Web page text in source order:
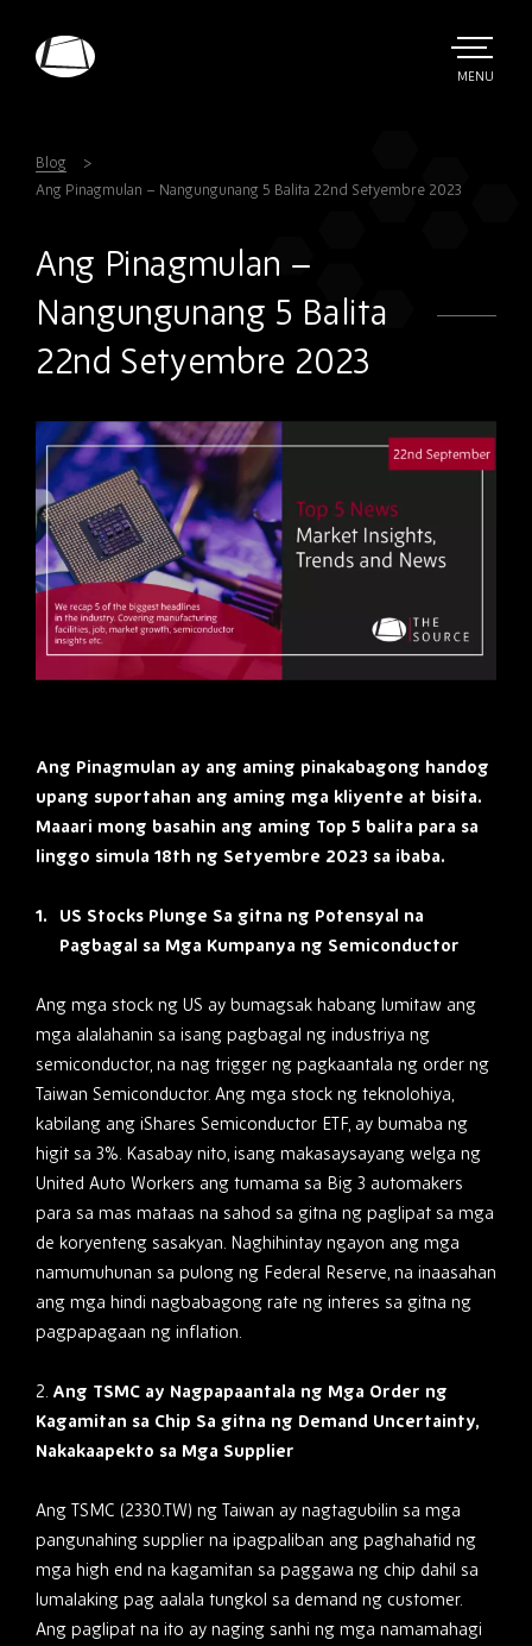
TOGGLE
MENU
Blog
Ang Pinagmulan – Nangungunang 5 Balita 22nd Setyembre 2023
Ang Pinagmulan –
Nangungunang 5 Balita
22nd Setyembre 2023
Ang Pinagmulan ay ang aming pinakabagong handog
upang suportahan ang aming mga kliyente at bisita.
Maaari mong basahin ang aming Top 5 balita para sa
linggo simula 18th ng Setyembre 2023 sa ibaba.
US Stocks Plunge Sa gitna ng Potensyal na
Pagbagal sa Mga Kumpanya ng Semiconductor
Ang mga stock ng US ay bumagsak habang lumitaw ang
mga alalahanin sa isang pagbagal ng industriya ng
semiconductor, na nag trigger ng pagkaantala ng order ng
Taiwan Semiconductor. Ang mga stock ng teknolohiya,
kabilang ang iShares Semiconductor ETF, ay bumaba ng
higit sa 3%. Kasabay nito, isang makasaysayang welga ng
United Auto Workers ang tumama sa Big 3 automakers
para sa mas mataas na sahod sa gitna ng paglipat sa mga
de koryenteng sasakyan. Naghihintay ngayon ang mga
namumuhunan sa pulong ng Federal Reserve, na inaasahan
ang mga hindi nagbabagong rate ng interes sa gitna ng
pagpapagaan ng inflation.
2. Ang TSMC ay Nagpapaantala ng Mga Order ng
Kagamitan sa Chip Sa gitna ng Demand Uncertainty,
Nakakaapekto sa Mga Supplier
Ang TSMC (2330.TW) ng Taiwan ay nagtagubilin sa mga
pangunahing supplier na ipagpaliban ang paghahatid ng
mga high end na kagamitan sa paggawa ng chip dahil sa
lumalaking pag aalala tungkol sa demand ng customer.
Ang paglipat na ito ay naging sanhi ng mga namamahagi